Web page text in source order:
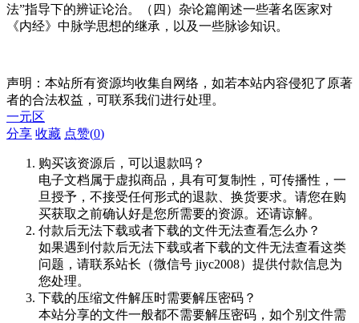
法”指导下的辨证论治。（四）杂论篇阐述一些著名医家对
《内经》中脉学思想的继承，以及一些脉诊知识。
声明：本站所有资源均收集自网络，如若本站内容侵犯了原著
者的合法权益，可联系我们进行处理。
一元区
分享 收藏 点赞(0)
购买该资源后，可以退款吗？
电子文档属于虚拟商品，具有可复制性，可传播性，一
旦授予，不接受任何形式的退款、换货要求。请您在购
买获取之前确认好是您所需要的资源。还请谅解。
付款后无法下载或者下载的文件无法查看怎么办？
如果遇到付款后无法下载或者下载的文件无法查看这类
问题，请联系站长（微信号 jiyc2008）提供付款信息为
您处理。
下载的压缩文件解压时需要解压密码？
本站分享的文件一般都不需要解压密码，如个别文件需